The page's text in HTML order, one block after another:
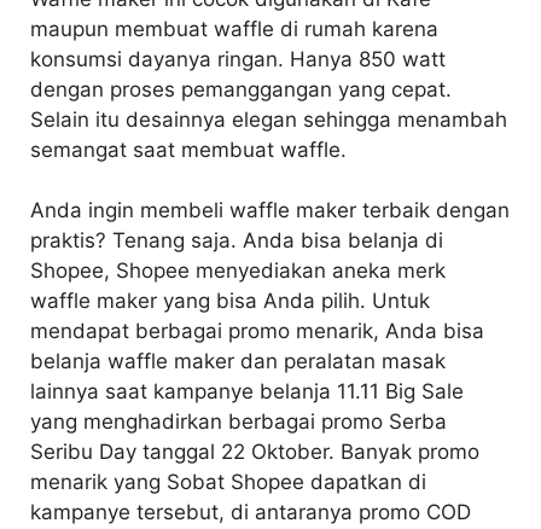
maupun membuat waffle di rumah karena
konsumsi dayanya ringan. Hanya 850 watt
dengan proses pemanggangan yang cepat.
Selain itu desainnya elegan sehingga menambah
semangat saat membuat waffle.
Anda ingin membeli waffle maker terbaik dengan
praktis? Tenang saja. Anda bisa belanja di
Shopee, Shopee menyediakan aneka merk
waffle maker yang bisa Anda pilih. Untuk
mendapat berbagai promo menarik, Anda bisa
belanja waffle maker dan peralatan masak
lainnya saat kampanye belanja 11.11 Big Sale
yang menghadirkan berbagai promo Serba
Seribu Day tanggal 22 Oktober. Banyak promo
menarik yang Sobat Shopee dapatkan di
kampanye tersebut, di antaranya promo COD